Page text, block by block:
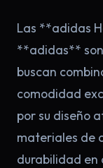
Las **adidas
**adidas**
buscan
comodidad
por su diseño
materiales de
durabilidad en